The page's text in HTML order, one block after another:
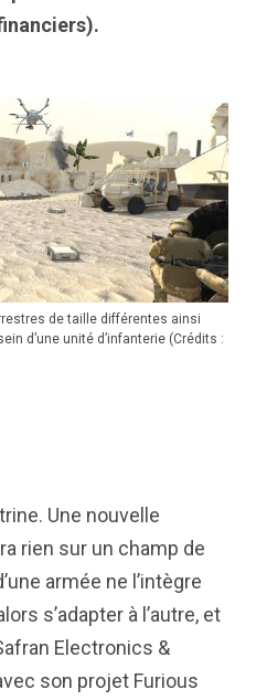
de taille différentes ainsi
d’une unité d’infanterie (Crédits :
Une nouvelle
rien sur un champ de
armée ne l’intègre
s’adapter à l’autre, et
Electronics &
son projet Furious